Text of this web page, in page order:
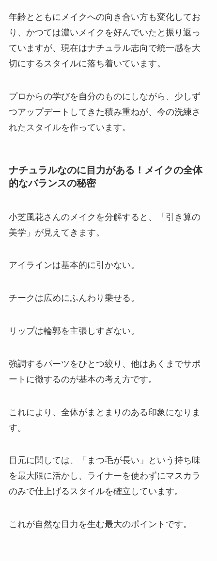
年齢とともにメイクへの向き合い方も変化してお
り、かつては濃いメイクを好んでいたと振り返っ
ていますが、現在はナチュラル志向で統一感を大
切にするスタイルに落ち着いています。
プロからの学びを自分のものにしながら、少しず
つアップデートしてきた積み重ねが、今の洗練さ
れたスタイルを作っています。
ナチュラルなのに目力がある！メイクの全体
的なバランスの秘密
小芝風花さんのメイクを分解すると、「引き算の
美学」が見えてきます。
アイラインは基本的に引かない。
チークは広めにふんわり乗せる。
リップは輪郭を主張しすぎない。
強調するパーツをひとつ絞り、他はあくまでサポ
ートに徹するのが基本の考え方です。
これにより、全体がまとまりのある印象になりま
す。
目元に関しては、「まつ毛が長い」という持ち味
を最大限に活かし、ライナーを使わずにマスカラ
のみで仕上げるスタイルを確立しています。
これが自然な目力を生む最大のポイントです。